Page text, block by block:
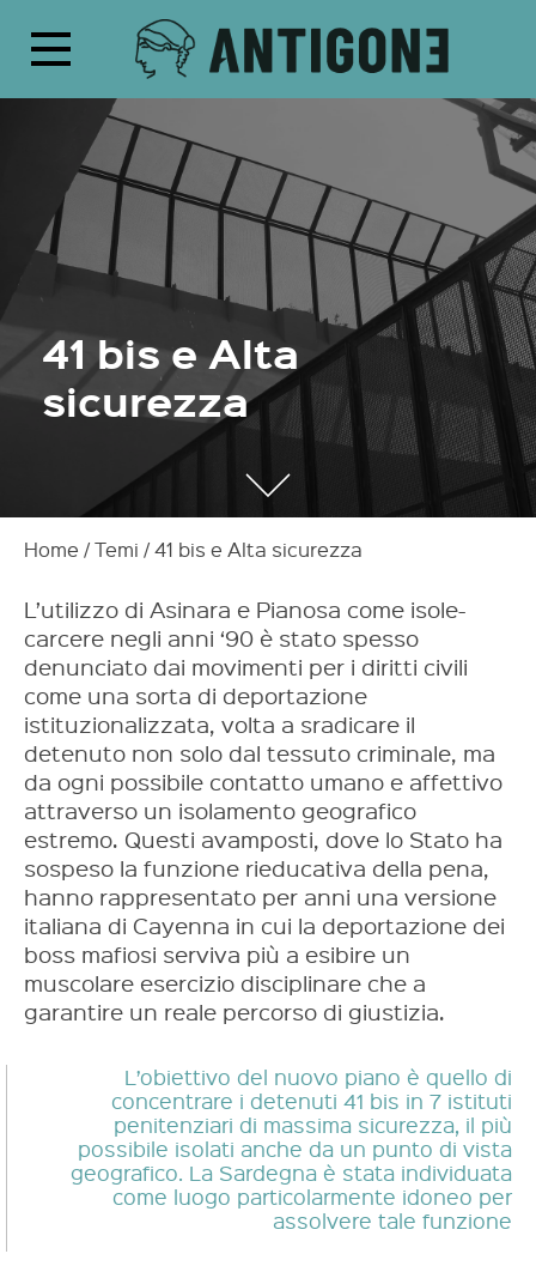
41 bis e Alta
sicurezza
Home / Temi / 41 bis e Alta sicurezza
L’utilizzo di Asinara e Pianosa come isole-
carcere negli anni ‘90 è stato spesso
denunciato dai movimenti per i diritti civili
come una sorta di deportazione
istituzionalizzata, volta a sradicare il
detenuto non solo dal tessuto criminale, ma
da ogni possibile contatto umano e affettivo
attraverso un isolamento geografico
estremo. Questi avamposti, dove lo Stato ha
sospeso la funzione rieducativa della pena,
hanno rappresentato per anni una versione
italiana di Cayenna in cui la deportazione dei
boss mafiosi serviva più a esibire un
muscolare esercizio disciplinare che a
garantire un reale percorso di giustizia.
L’obiettivo del nuovo piano è quello di
concentrare i detenuti 41 bis in 7 istituti
penitenziari di massima sicurezza, il più
possibile isolati anche da un punto di vista
geografico. La Sardegna è stata individuata
come luogo particolarmente idoneo per
assolvere tale funzione